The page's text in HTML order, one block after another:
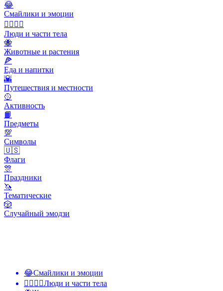
😂
Смайлики и эмоции
👩‍❤️‍💋‍👨
Люди и части тела
🐝
Животные и растения
🍕
Еда и напитки
🌇
Путешествия и местности
🥎
Активность
📙
Предметы
💯
Символы
🇺🇸
Флаги
🎊
Праздники
🦄
Тематические
🎲
Случайный эмодзи
😂Смайлики и эмоции
👩‍❤️‍💋‍👨Люди и части тела